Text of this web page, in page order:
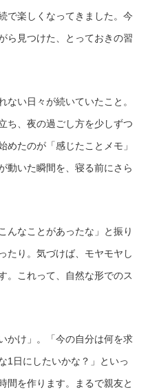
で楽しくなってきました。今
ら見つけた、とっておきの習
ない日々が続いていたこと。
ち、夜の過ごし方を少しずつ
たのが「感じたことメモ」
動いた瞬間を、寝る前にさら
んなことがあったな」と振り
たり。気づけば、モヤモヤし
。これって、自然な形でのス
かけ」。「今の自分は何を求
1日にしたいかな？」といっ
間を作ります。まるで親友と